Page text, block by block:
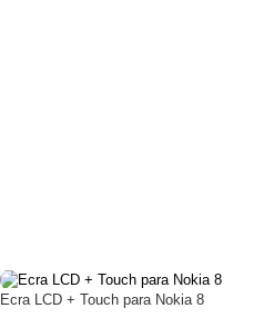
Ecra LCD + Touch para Nokia 8